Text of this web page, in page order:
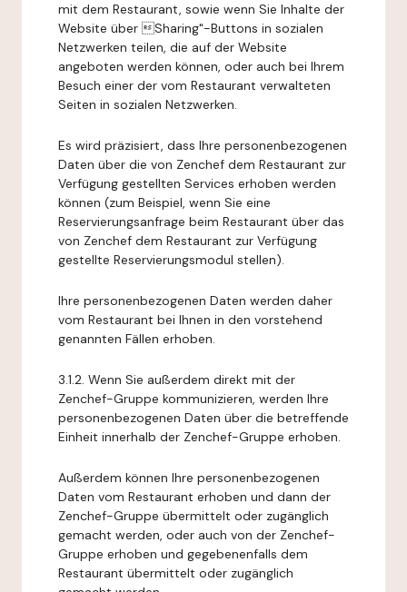
mit dem Restaurant, sowie wenn Sie Inhalte der
Website über Sharing"-Buttons in sozialen
Netzwerken teilen, die auf der Website
angeboten werden können, oder auch bei Ihrem
Besuch einer der vom Restaurant verwalteten
Seiten in sozialen Netzwerken.
Es wird präzisiert, dass Ihre personenbezogenen
Daten über die von Zenchef dem Restaurant zur
Verfügung gestellten Services erhoben werden
können (zum Beispiel, wenn Sie eine
Reservierungsanfrage beim Restaurant über das
von Zenchef dem Restaurant zur Verfügung
gestellte Reservierungsmodul stellen).
Ihre personenbezogenen Daten werden daher
vom Restaurant bei Ihnen in den vorstehend
genannten Fällen erhoben.
3.1.2. Wenn Sie außerdem direkt mit der
Zenchef-Gruppe kommunizieren, werden Ihre
personenbezogenen Daten über die betreffende
Einheit innerhalb der Zenchef-Gruppe erhoben.
Außerdem können Ihre personenbezogenen
Daten vom Restaurant erhoben und dann der
Zenchef-Gruppe übermittelt oder zugänglich
gemacht werden, oder auch von der Zenchef-
Gruppe erhoben und gegebenenfalls dem
Restaurant übermittelt oder zugänglich